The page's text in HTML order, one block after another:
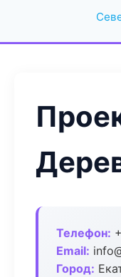
Телефон:
Email:
Город: